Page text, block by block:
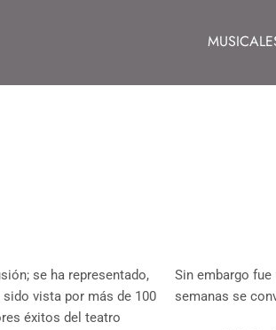
se ha representado,
vista por más de 100
éxitos del teatro
Sin embargo
semanas se